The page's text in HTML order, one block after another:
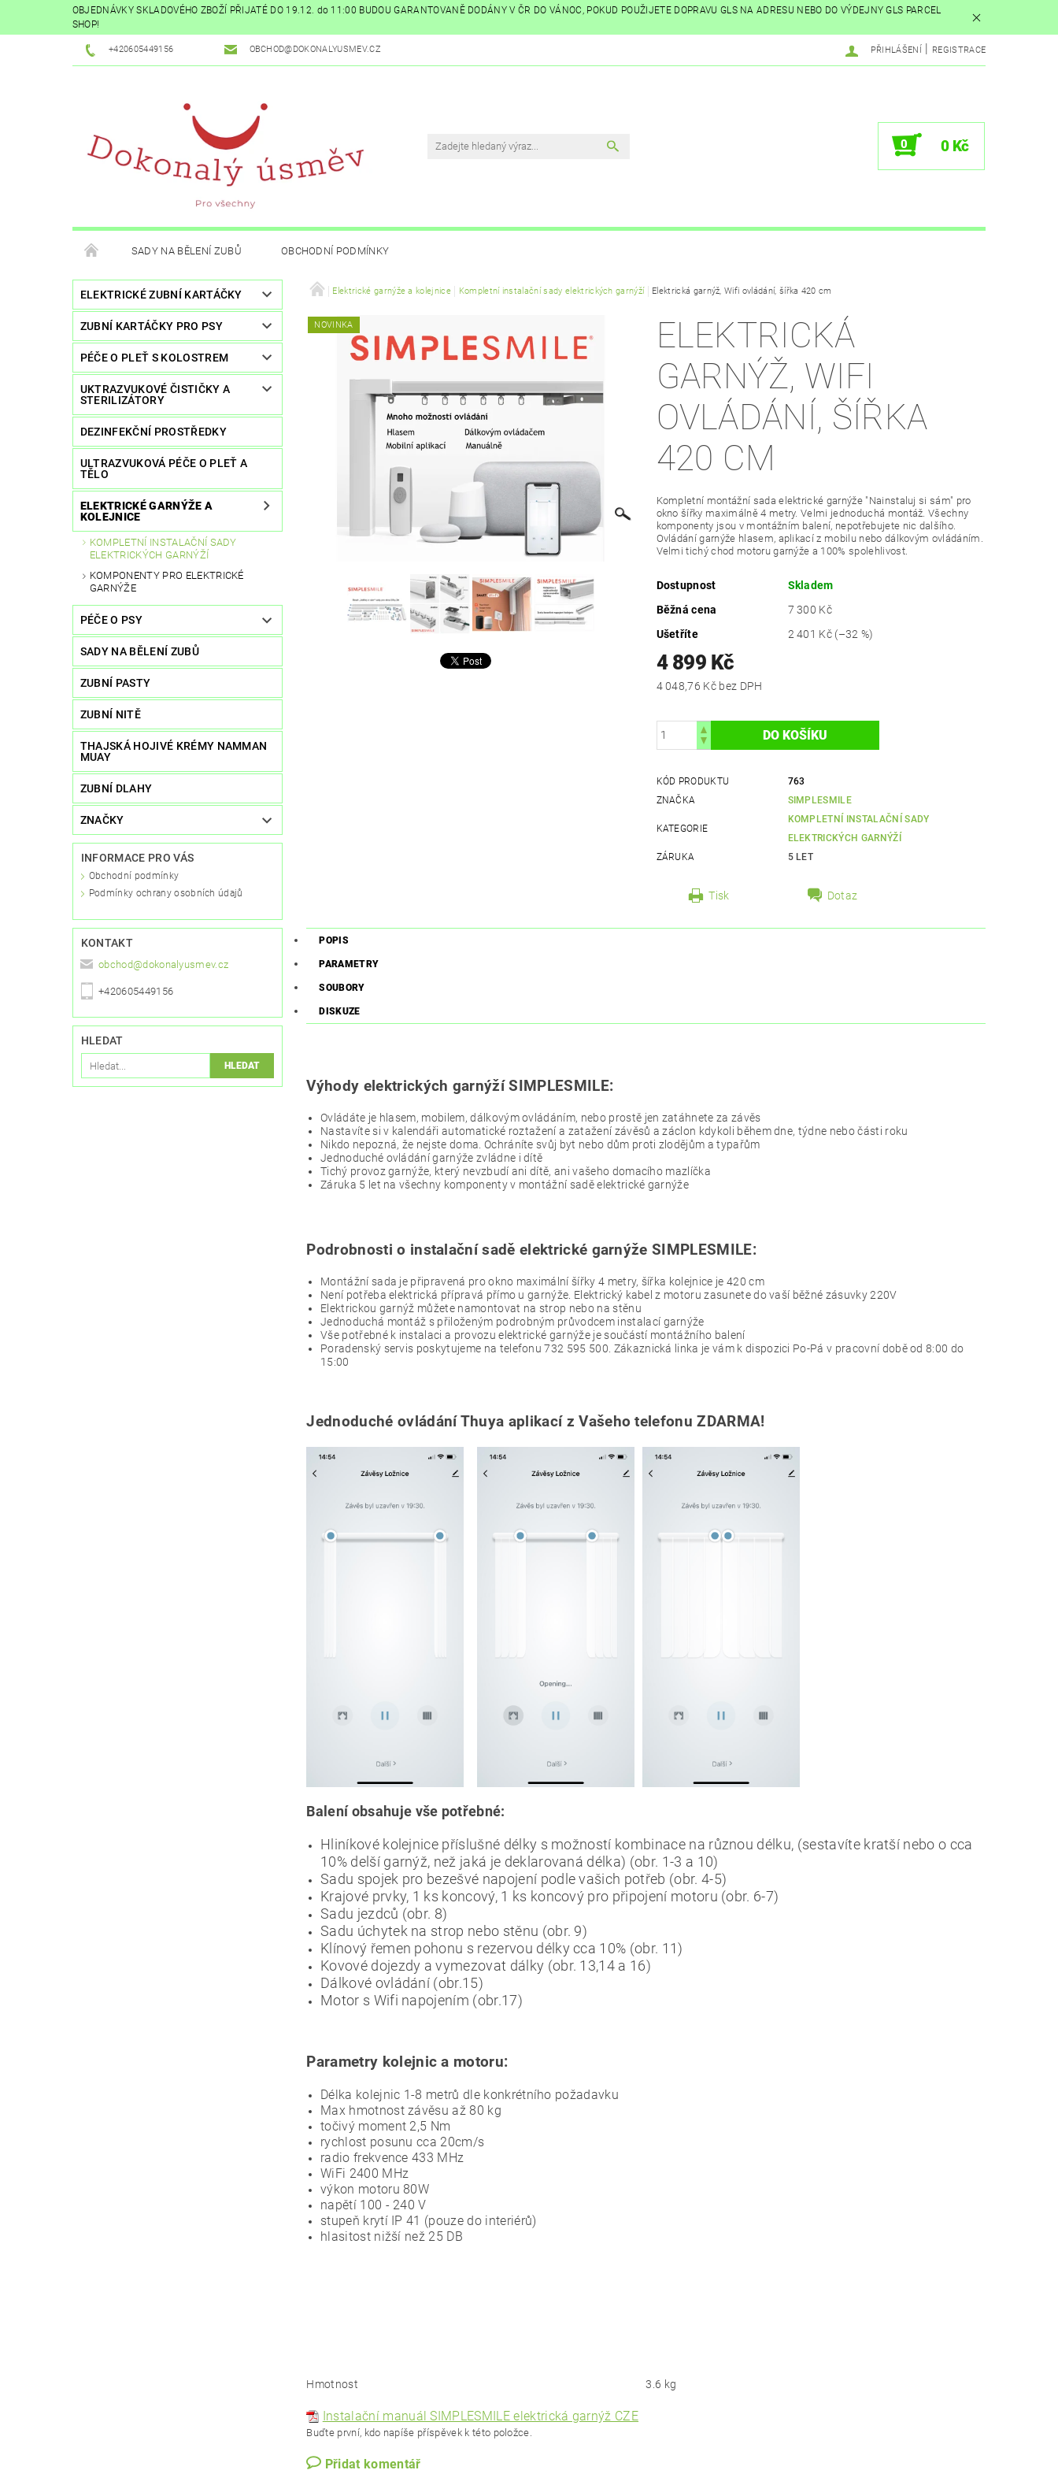
OBJEDNÁVKY SKLADOVÉHO ZBOŽÍ PŘIJATÉ DO 19.12. do 11:00 BUDOU GARANTOVANĚ DODÁNY V ČR DO VÁNOC, POKUD POUŽIJETE DOPRAVU GLS NA ADRESU NEBO DO VÝDEJNY GLS PARCEL
SHOP!
+420605449156 OBCHOD@DOKONALYUSMEV.CZ PŘIHLÁŠENÍ REGISTRACE
0 0 Kč
SADY NA BĚLENÍ ZUBŮ OBCHODNÍ PODMÍNKY
ELEKTRICKÉ ZUBNÍ KARTÁČKY
ZUBNÍ KARTÁČKY PRO PSY
PÉČE O PLEŤ S KOLOSTREM
UKTRAZVUKOVÉ ČISTIČKY A
STERILIZÁTORY
DEZINFEKČNÍ PROSTŘEDKY
ULTRAZVUKOVÁ PÉČE O PLEŤ A
TĚLO
ELEKTRICKÉ GARNÝŽE A
KOLEJNICE
KOMPLETNÍ INSTALAČNÍ SADY
ELEKTRICKÝCH GARNÝŽÍ
KOMPONENTY PRO ELEKTRICKÉ
GARNÝŽE
PÉČE O PSY
SADY NA BĚLENÍ ZUBŮ
ZUBNÍ PASTY
ZUBNÍ NITĚ
THAJSKÁ HOJIVÉ KRÉMY NAMMAN
MUAY
ZUBNÍ DLAHY
ZNAČKY
INFORMACE PRO VÁS
Obchodní podmínky
Podmínky ochrany osobních údajů
KONTAKT
obchod@dokonalyusmev.cz
+420605449156
HLEDAT
Elektrické garnýže a kolejnice Kompletní instalační sady elektrických garnýží Elektrická garnýž, Wifi ovládání, šířka 420 cm
NOVINKA
ELEKTRICKÁ
GARNÝŽ, WIFI
OVLÁDÁNÍ, ŠÍŘKA
420 CM
Kompletní montážní sada elektrické garnýže "Nainstaluj si sám" pro
okno šířky maximálně 4 metry. Velmi jednoduchá montáž. Všechny
komponenty jsou v montážním balení, nepotřebujete nic dalšího.
Ovládání garnýže hlasem, aplikací z mobilu nebo dálkovým ovládáním.
Velmi tichý chod motoru garnýže a 100% spolehlivost.
Dostupnost
Skladem
Běžná cena
7 300 Kč
Ušetříte
2 401 Kč (–32 %)
4 899 Kč
4 048,76 Kč bez DPH
KÓD PRODUKTU
763
ZNAČKA
SIMPLESMILE
KATEGORIE
KOMPLETNÍ INSTALAČNÍ SADY
ELEKTRICKÝCH GARNÝŽÍ
ZÁRUKA
5 LET
Tisk Dotaz
POPIS
PARAMETRY
SOUBORY
DISKUZE
Výhody elektrických garnýží SIMPLESMILE:
Ovládáte je hlasem, mobilem, dálkovým ovládáním, nebo prostě jen zatáhnete za závěs
Nastavíte si v kalendáři automatické roztažení a zatažení závěsů a záclon kdykoli během dne, týdne nebo části roku
Nikdo nepozná, že nejste doma. Ochráníte svůj byt nebo dům proti zlodějům a typařům
Jednoduché ovládání garnýže zvládne i dítě
Tichý provoz garnýže, který nevzbudí ani dítě, ani vašeho domacího mazlíčka
Záruka 5 let na všechny komponenty v montážní sadě elektrické garnýže
Podrobnosti o instalační sadě elektrické garnýže SIMPLESMILE:
Montážní sada je připravená pro okno maximální šířky 4 metry, šířka kolejnice je 420 cm
Není potřeba elektrická přípravá přímo u garnýže. Elektrický kabel z motoru zasunete do vaší běžné zásuvky 220V
Elektrickou garnýž můžete namontovat na strop nebo na stěnu
Jednoduchá montáž s přiloženým podrobným průvodcem instalací garnýže
Vše potřebné k instalaci a provozu elektrické garnýže je součástí montážního balení
Poradenský servis poskytujeme na telefonu 732 595 500. Zákaznická linka je vám k dispozici Po-Pá v pracovní době od 8:00 do
15:00
Jednoduché ovládání Thuya aplikací z Vašeho telefonu ZDARMA!
Balení obsahuje vše potřebné:
Hliníkové kolejnice příslušné délky s možností kombinace na různou délku, (sestavíte kratší nebo o cca
10% delší garnýž, než jaká je deklarovaná délka) (obr. 1-3 a 10)
Sadu spojek pro bezešvé napojení podle vašich potřeb (obr. 4-5)
Krajové prvky, 1 ks koncový, 1 ks koncový pro připojení motoru (obr. 6-7)
Sadu jezdců (obr. 8)
Sadu úchytek na strop nebo stěnu (obr. 9)
Klínový řemen pohonu s rezervou délky cca 10% (obr. 11)
Kovové dojezdy a vymezovat dálky (obr. 13,14 a 16)
Dálkové ovládání (obr.15)
Motor s Wifi napojením (obr.17)
Parametry kolejnic a motoru:
Délka kolejnic 1-8 metrů dle konkrétního požadavku
Max hmotnost závěsu až 80 kg
točivý moment 2,5 Nm
rychlost posunu cca 20cm/s
radio frekvence 433 MHz
WiFi 2400 MHz
výkon motoru 80W
napětí 100 - 240 V
stupeň krytí IP 41 (pouze do interiérů)
hlasitost nižší než 25 DB
Hmotnost 3.6 kg
Instalační manuál SIMPLESMILE elektrická garnýž CZE
Buďte první, kdo napíše příspěvek k této položce.
Přidat komentář